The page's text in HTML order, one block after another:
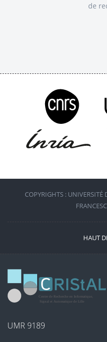
de
COPYRIGHTS : UNIVERSITÉ
HAUT
UMR 9189